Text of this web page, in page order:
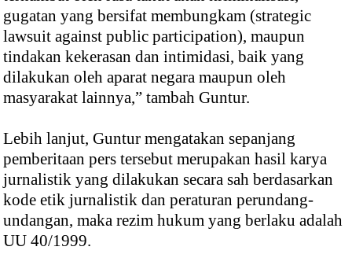
gugatan yang bersifat membungkam (strategic
lawsuit against public participation), maupun
tindakan kekerasan dan intimidasi, baik yang
dilakukan oleh aparat negara maupun oleh
masyarakat lainnya,” tambah Guntur.
Lebih lanjut, Guntur mengatakan sepanjang
pemberitaan pers tersebut merupakan hasil karya
jurnalistik yang dilakukan secara sah berdasarkan
kode etik jurnalistik dan peraturan perundang-
undangan, maka rezim hukum yang berlaku adalah
UU 40/1999.